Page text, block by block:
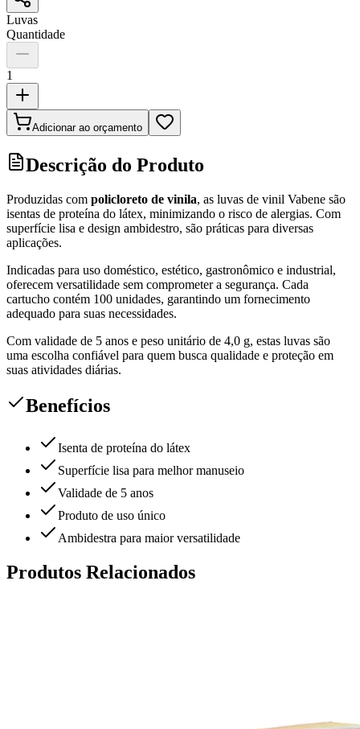
Luvas
Quantidade
1
Adicionar ao orçamento
Descrição do Produto
Produzidas com policloreto de vinila, as luvas de vinil Vabene são
isentas de proteína do látex, minimizando o risco de alergias. Com
superfície lisa e design ambidestro, são práticas para diversas
aplicações.
Indicadas para uso doméstico, estético, gastronômico e industrial,
oferecem versatilidade sem comprometer a segurança. Cada
cartucho contém 100 unidades, garantindo um fornecimento
adequado para suas necessidades.
Com validade de 5 anos e peso unitário de 4,0 g, estas luvas são
uma escolha confiável para quem busca qualidade e proteção em
suas atividades diárias.
Benefícios
Isenta de proteína do látex
Superfície lisa para melhor manuseio
Validade de 5 anos
Produto de uso único
Ambidestra para maior versatilidade
Produtos Relacionados